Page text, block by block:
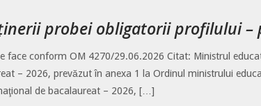
probei obligatorii profilului –
face conform OM 4270/29.06.2026 Citat: Ministrul
– 2026, prevăzut în anexa 1 la Ordinul ministrului
de bacalaureat – 2026, […]